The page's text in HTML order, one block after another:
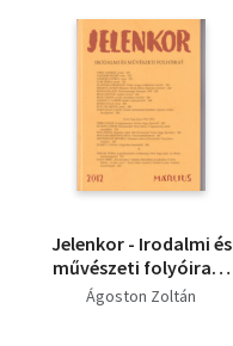
Jelenkor - Irodalmi és
művészeti folyóirat -
2012. március
Ágoston Zoltán